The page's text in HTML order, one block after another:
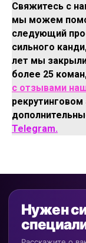
Свяжитесь с
мы можем
следующий
сильного
лет мы
более 25
с отзывами
Telegram.
Нужен